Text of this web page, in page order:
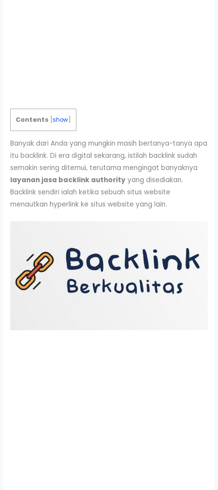
Contents [show
Banyak dari Anda yang mungkin masih bertanya-tanya apa
itu backlink. Di era digital sekarang, istilah backlink sudah
semakin sering ditemui, terutama mengingat banyaknya
layanan jasa backlink authority yang disediakan.
Backlink sendiri ialah ketika sebuah situs website
menautkan hyperlink ke situs website yang lain.